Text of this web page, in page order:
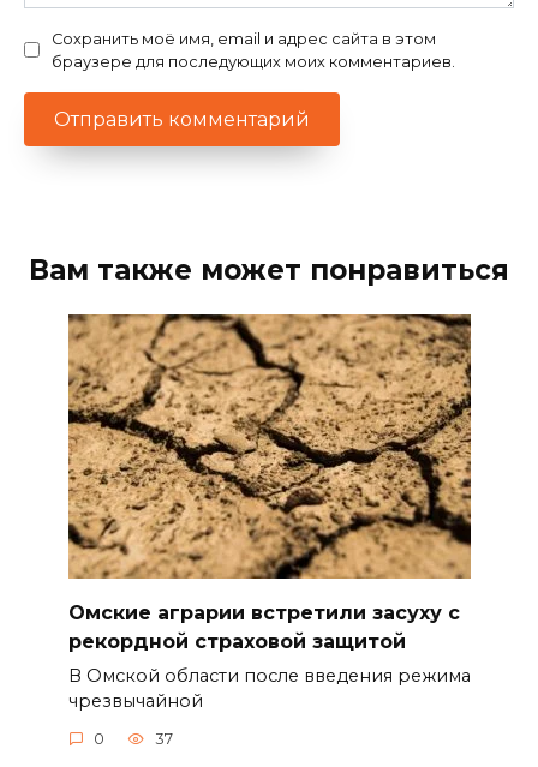
Сохранить моё имя, email и адрес сайта в этом
браузере для последующих моих комментариев.
Вам также может понравиться
Омские аграрии встретили засуху с
рекордной страховой защитой
В Омской области после введения режима
чрезвычайной
0 37